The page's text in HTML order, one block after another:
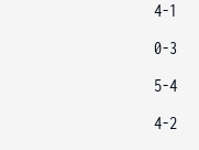
4-1
0-3
5-4
4-2